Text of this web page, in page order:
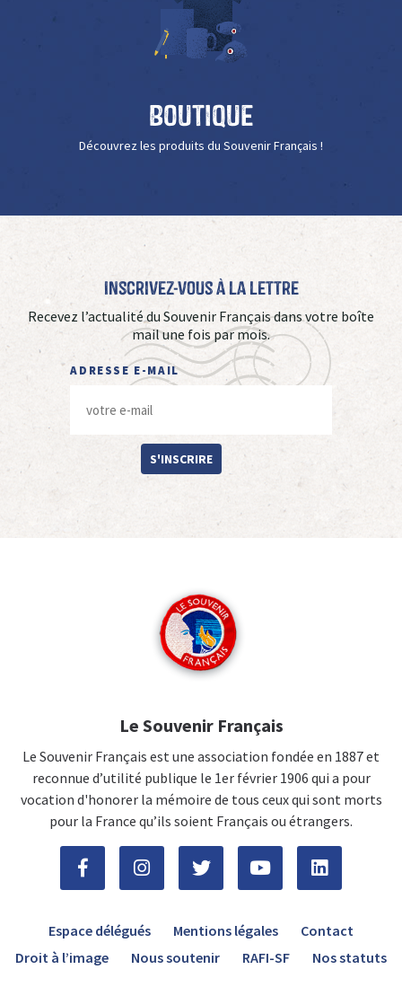
Boutique
Découvrez les produits du Souvenir Français !
Inscrivez-vous à La Lettre
Recevez l’actualité du Souvenir Français dans votre boîte
mail une fois par mois.
ADRESSE E-MAIL
S'INSCRIRE
Le Souvenir Français
Le Souvenir Français est une association fondée en 1887 et
reconnue d’utilité publique le 1er février 1906 qui a pour
vocation d'honorer la mémoire de tous ceux qui sont morts
pour la France qu’ils soient Français ou étrangers.
Espace délégués Mentions légales
Contact
Droit à l’image
Nous soutenir RAFI-SF Nos statuts